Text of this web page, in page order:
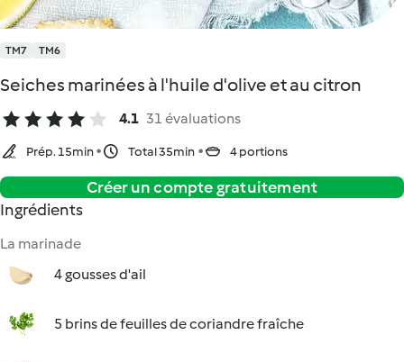
TM7 TM6
Seiches marinées à l'huile d'olive et au citron
4.1 31 évaluations
Prép. 15min Total 35min 4 portions
Créer un compte gratuitement
Ingrédients
La marinade
4 gousses d'ail
5 brins de feuilles de coriandre fraîche